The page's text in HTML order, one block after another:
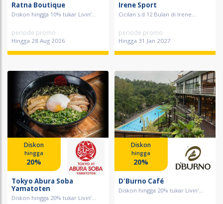
Ratna Boutique
Diskon hingga 10% tukar Livin’...
periode promo
Hingga 28 Aug 2026
Irene Sport
Cicilan s.d 12 Bulan di Irene...
periode promo
Hingga 31 Jan 2027
Diskon
hingga
20%
Tokyo Abura Soba
Yamatoten
Diskon hingga 20% tukar Livin’...
Diskon
hingga
20%
D'Burno Café
Diskon hingga 20% tukar Livin'...